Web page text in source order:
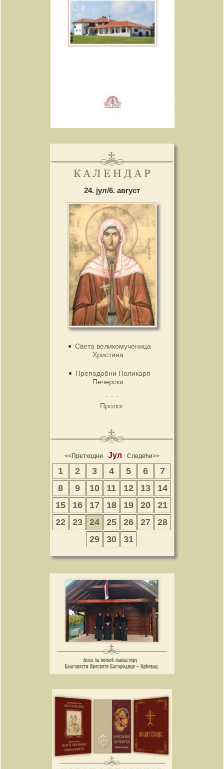
24. јул/6. август
Света великомученица
Христина
Преподобни Поликарп
Печерски
Пролог
<<Претходни Јул Следећи>>
1 2 3 4 5 6
7
8
9 10 11 12 13
14
15
16 17 18 19 20
21
22
23 24 25 26 27
28
29
30 31